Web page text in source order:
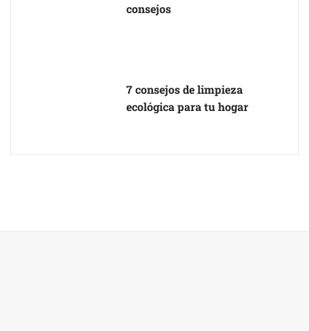
consejos
7 consejos de limpieza
ecológica para tu hogar